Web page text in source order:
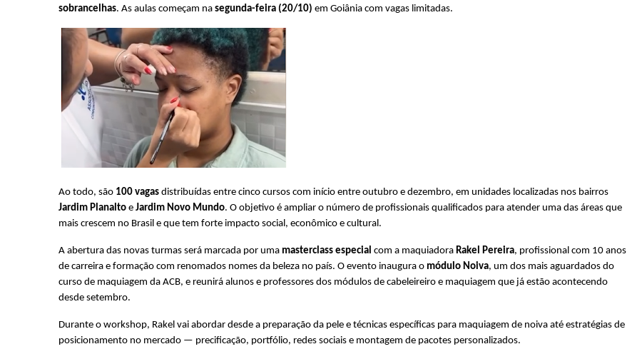
sobrancelhas. As aulas começam na segunda-feira (20/10) em Goiânia com vagas limitadas.
Ao todo, são 100 vagas
Jardim Planalto e Jardim Novo Mundo. O objetivo é ampliar o número de profissionais qualificados para atender uma das áreas que
mais crescem no Brasil e que tem forte impacto social, econômico e cultural.
A abertura das novas turmas será marcada por uma masterclass especial com a maquiadora Rakel Pereira, profissional com 10 anos
de carreira e formação com renomados nomes da beleza no país. O evento inaugura o módulo Noiva, um dos mais aguardados do
curso de maquiagem da ACB, e reunirá alunos e professores dos módulos de cabeleireiro e maquiagem que já estão acontecendo
desde setembro.
Durante o workshop, Rakel vai abordar desde a preparação da pele e técnicas específicas para maquiagem de noiva até estratégias de
posicionamento no mercado — precificação, portfólio, redes sociais e montagem de pacotes personalizados.